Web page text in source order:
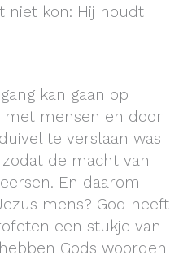
niet kon: Hij houdt
kan gaan op
met mensen en door
te verslaan was
de macht van
En daarom
mens? God heeft
een stukje van
Gods woorden